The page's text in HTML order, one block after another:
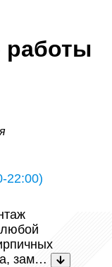
работы
22:00)
зам…